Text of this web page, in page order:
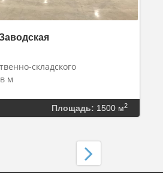
складского
м
Площадь: 1500 м2